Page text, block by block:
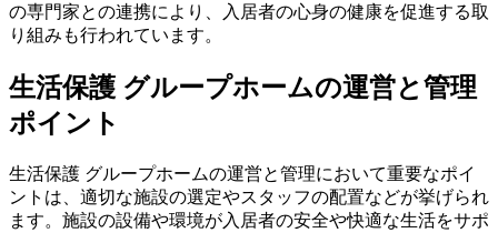
の専門家との連携により、入居者の心身の健康を促進する取
り組みも行われています。
生活保護 グループホームの運営と管理
ポイント
生活保護 グループホームの運営と管理において重要なポイ
ントは、適切な施設の選定やスタッフの配置などが挙げられ
ます。施設の設備や環境が入居者の安全や快適な生活をサポ